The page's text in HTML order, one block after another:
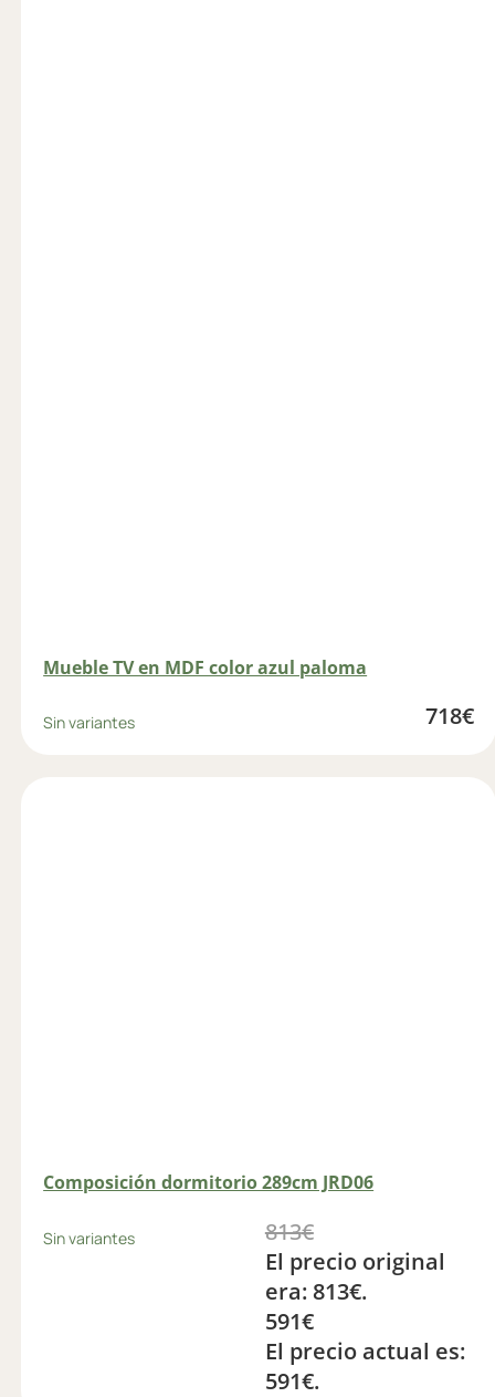
Mueble TV en MDF color azul paloma
Sin variantes 718€
Composición dormitorio 289cm JRD06
Sin variantes 813€
El precio original
era: 813€.
591€
El precio actual es:
591€.